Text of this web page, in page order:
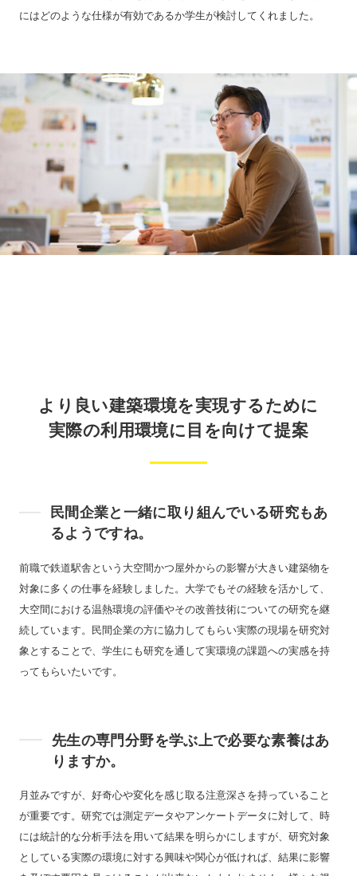
にはどのような仕様が有効であるか学生が検討してくれました。
より良い建築環境を実現するために
実際の利用環境に目を向けて提案
民間企業と一緒に取り組んでいる研究もあ
るようですね。
前職で鉄道駅舎という大空間かつ屋外からの影響が大きい建築物を
対象に多くの仕事を経験しました。大学でもその経験を活かして、
大空間における温熱環境の評価やその改善技術についての研究を継
続しています。民間企業の方に協力してもらい実際の現場を研究対
象とすることで、学生にも研究を通して実環境の課題への実感を持
ってもらいたいです。
先生の専門分野を学ぶ上で必要な素養はあ
りますか。
月並みですが、好奇心や変化を感じ取る注意深さを持っていること
が重要です。研究では測定データやアンケートデータに対して、時
には統計的な分析手法を用いて結果を明らかにしますが、研究対象
としている実際の環境に対する興味や関心が低ければ、結果に影響